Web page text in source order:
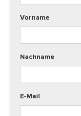
Vorname
Nachname
E-Mail